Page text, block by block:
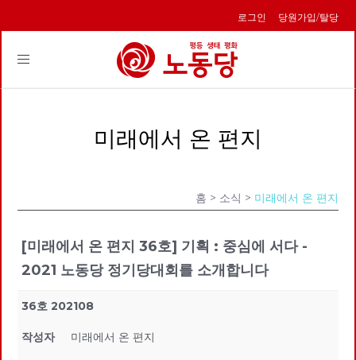
로그인 당원가입/탈당
Toggle
미래에서 온 편지
홈 > 소식 > 미래에서 온 편지
[미래에서 온 편지 36호] 기획 : 중심에 서다 -
2021 노동당 정기당대회를 소개합니다
36호 202108
작성자 미래에서 온 편지